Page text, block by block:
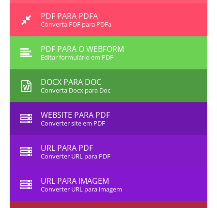
PDF PARA PDFA
Converta PDF para PDFa
PDF PARA O WEBFORM
Editar formulário em PDF
DOCX PARA DOC
Converta Docx para Doc
WEBSITE PARA PDF
Converter site em PDF
URL PARA PDF
Converter URL para PDF
URL PARA IMAGEM
Converter URL para imagem